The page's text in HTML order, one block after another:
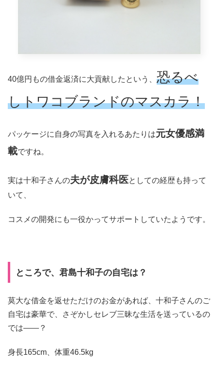
40億円もの借金返済に大貢献したという、 恐るべ
しトワコブランドのマスカラ！
パッケージに自身の写真を入れるあたりは元女優感満
載ですね。
実は十和子さんの夫が皮膚科医としての経歴も持って
いて、
コスメの開発にも一役かってサポートしていたようです。
ところで、君島十和子の自宅は？
莫大な借金を返せただけのお金があれば、十和子さんのご
自宅は豪華で、さぞかしセレブ三昧な生活を送っているの
では――？
身長165cm、体重46.5kg